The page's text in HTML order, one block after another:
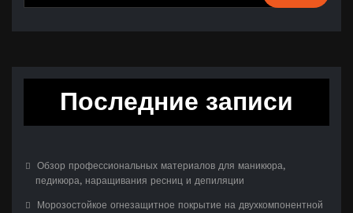
Последние записи
Обзор профессиональных материалов для маникюра,
педикюра, наращивания ресниц и депиляции
Морозостойкое огнезащитное покрытие на двухкомпонентной